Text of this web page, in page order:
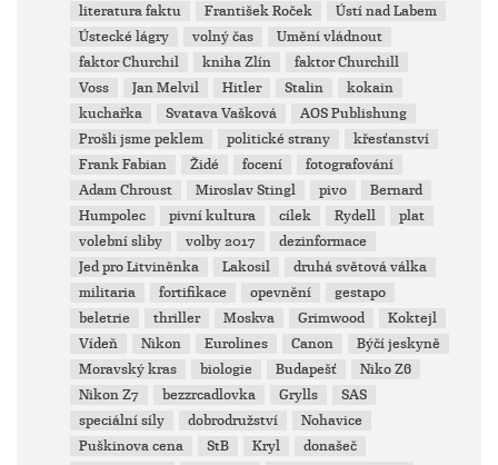
literatura faktu
František Roček
Ústí nad Labem
Ústecké lágry
volný čas
Umění vládnout
faktor Churchil
kniha Zlín
faktor Churchill
Voss
Jan Melvil Hitler Stalin
kokain
kuchařka
Svatava Vašková
AOS Publishung
Prošli jsme peklem
politické strany
křesťanství
Frank Fabian
Židé focení
fotografování
Adam Chroust
Miroslav Stingl pivo
Bernard
Humpolec
pivní kultura cílek Rydell
plat
volební sliby
volby 2017
dezinformace
Jed pro Litviněnka
Lakosil
druhá světová válka
militaria
fortifikace opevnění
gestapo
beletrie
thriller Moskva Grimwood
Koktejl
Vídeň
Nikon Eurolines Canon
Býčí jeskyně
Moravský kras
biologie Budapešť
Niko Z6
Nikon Z7
bezzrcadlovka Grylls
SAS
speciální síly
dobrodružství
Nohavice
Puškinova cena
StB Kryl
donašeč